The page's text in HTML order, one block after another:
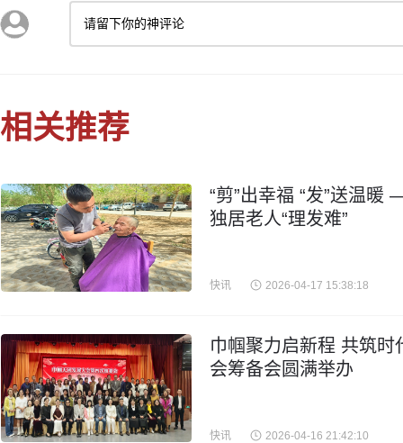
请留下你的神评论
相关推荐
“剪”出幸福 “发”送温
独居老人“理发难”
快讯 2026-04-17 15:38:18
巾帼聚力启新程 共筑
会筹备会圆满举办
快讯 2026-04-16 21:42:10